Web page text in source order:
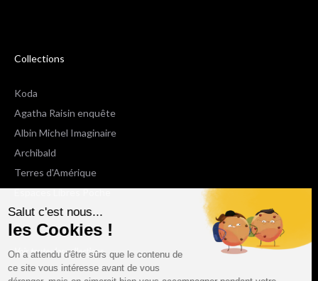
Salut c'est nous...
les Cookies !
On a attendu d'être sûrs que le contenu de
ce site vous intéresse avant de vous
Collections
Koda
Agatha Raisin enquête
Albin Michel Imaginaire
Archibald
Terres d'Amérique
Espaces Libres Poche
NOX
Wiz
Voir toutes les collections